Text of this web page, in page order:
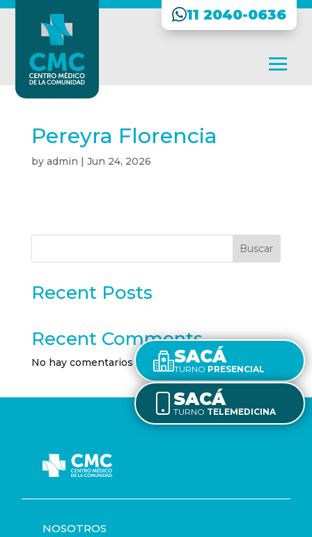
11 2040-0636
Pereyra Florencia
by admin | Jun 24, 2026
Buscar
Recent Posts
Recent Comments
No hay comentarios que mostrar.SACÁ
TURNO PRESENCIAL
SACÁ
TURNO TELEMEDICINA
NOSOTROS